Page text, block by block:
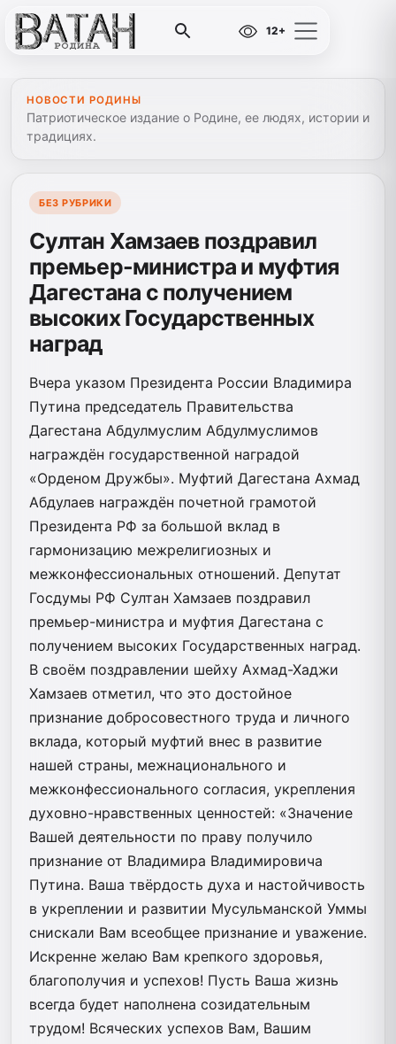
12+
НОВОСТИ РОДИНЫ
Патриотическое издание о Родине, ее людях, истории и
традициях.
БЕЗ РУБРИКИ
Султан Хамзаев поздравил
премьер-министра и муфтия
Дагестана с получением
высоких Государственных
наград
Вчера указом Президента России Владимира
Путина председатель Правительства
Дагестана Абдулмуслим Абдулмуслимов
награждён государственной наградой
«Орденом Дружбы». Муфтий Дагестана Ахмад
Абдулаев награждён почетной грамотой
Президента РФ за большой вклад в
гармонизацию межрелигиозных и
межконфессиональных отношений. Депутат
Госдумы РФ Султан Хамзаев поздравил
премьер-министра и муфтия Дагестана с
получением высоких Государственных наград.
В своём поздравлении шейху Ахмад-Хаджи
Хамзаев отметил, что это достойное
признание добросовестного труда и ‎личного
вклада, который муфтий внес в развитие
нашей страны, межнационального и
межконфессионального согласия, укрепления
духовно-нравственных ценностей: «Значение
Вашей деятельности по праву получило
признание от Владимира Владимировича
Путина. Ваша твёрдость духа и настойчивость
в укреплении и развитии Мусульманской Уммы
снискали Вам всеобщее признание и ‎уважение.‎
Искренне желаю Вам крепкого ‎здоровья,
благополучия и успехов! Пусть Ваша жизнь
всегда будет ‎наполнена созидательным
трудом! Всяческих успехов Вам, Вашим